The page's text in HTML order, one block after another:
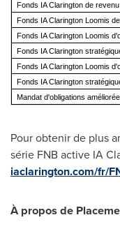
Fonds IA Clarington de
Fonds IA Clarington Loomis
Fonds IA Clarington Loomis
Fonds IA Clarington
Fonds IA Clarington Loomis
Fonds IA Clarington
Mandat d'obligations
Pour obtenir de plus
série FNB active IA
iaclarington.com/fr/
À propos de